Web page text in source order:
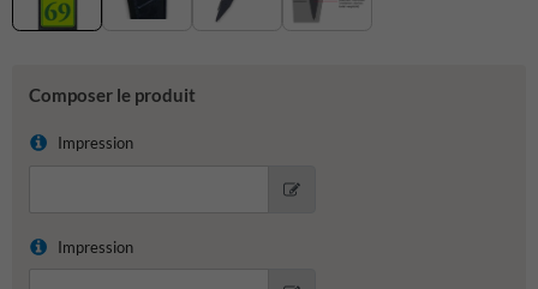
Composer le produit
Impression
Impression